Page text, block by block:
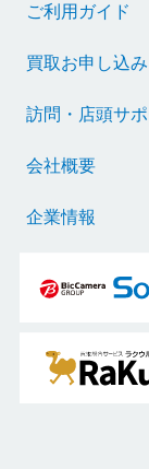
ご利用ガイド
買取お申し込み
訪問・店頭サポ
会社概要
企業情報